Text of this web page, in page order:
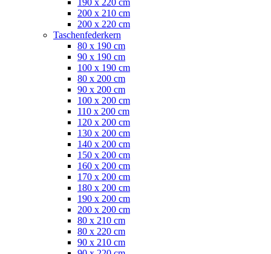
190 x 220 cm
200 x 210 cm
200 x 220 cm
Taschenfederkern
80 x 190 cm
90 x 190 cm
100 x 190 cm
80 x 200 cm
90 x 200 cm
100 x 200 cm
110 x 200 cm
120 x 200 cm
130 x 200 cm
140 x 200 cm
150 x 200 cm
160 x 200 cm
170 x 200 cm
180 x 200 cm
190 x 200 cm
200 x 200 cm
80 x 210 cm
80 x 220 cm
90 x 210 cm